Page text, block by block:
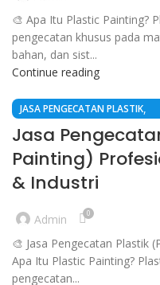
🎨 Apa Itu Plastic Painting?
pengecatan khusus pada
bahan, dan sist...
Continue reading
JASA PENGECATAN PLASTIK,
LAYANAN INDUSTRI /
LAYANAN INDUSTRI / PLASTIC
Jasa
Painting)
& Industri
Admin 0
🎨 Jasa Pengecatan Plastik
Apa Itu Plastic Painting?
pengecatan...